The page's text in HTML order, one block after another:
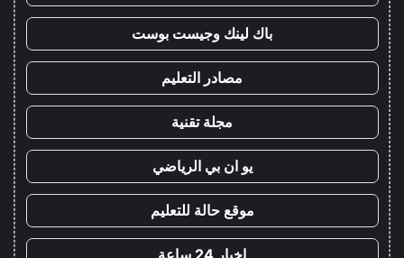
باك لينك وجيست بوست
مصادر التعليم
مجلة تقنية
يو ان بي الرياضي
موقع حالة للتعليم
اخبار 24 ساعة